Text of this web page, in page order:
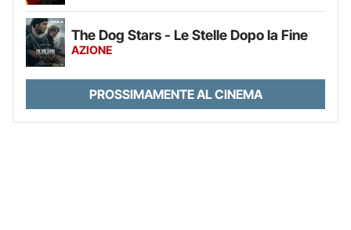
The Dog Stars - Le Stelle Dopo la Fine
AZIONE
PROSSIMAMENTE AL CINEMA